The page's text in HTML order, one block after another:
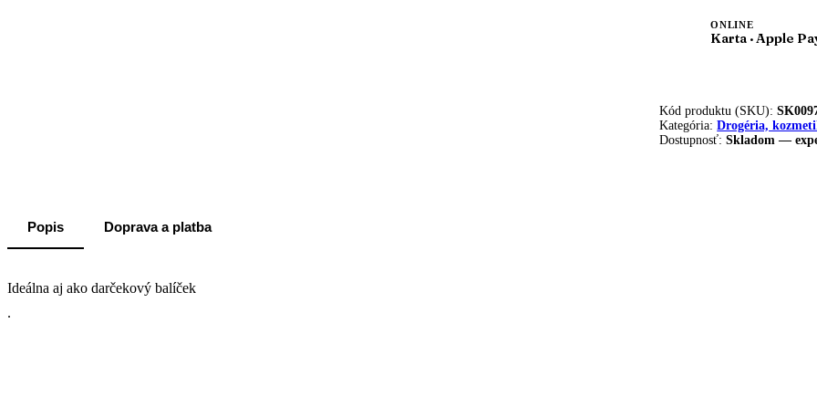
ONLINE
Karta · Apple
Kód produktu (SKU):
Kategória:Drogéria,
Dostupnosť:Skladom —
Popis Doprava a platba
Ideálna aj ako darčekový balíček
.